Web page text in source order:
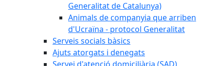
Generalitat de Catalunya)
Animals de companyia que arriben
d'Ucraïna - protocol Generalitat
Serveis socials bàsics
Ajuts atorgats i denegats